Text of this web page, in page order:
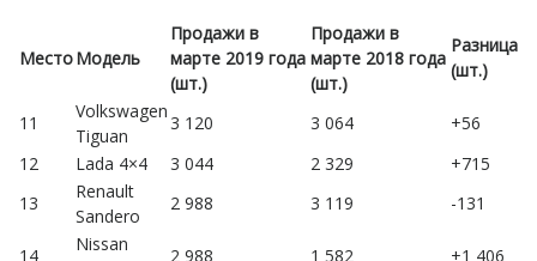
МестоМодель
Продажи в
марте 2019 года
(шт.)
Продажи в
марте 2018 года
(шт.)
Разница
(шт.)
11
Volkswagen
Tiguan
3 120 3 064
+56
12
Lada 4×4 3 044 2 329
+715
13
Renault
Sandero
2 988 3 119 -131
14
Nissan
2 988 1 582 +1 406